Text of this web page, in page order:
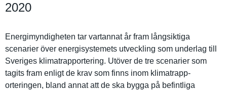
2020
Energimynd­igheten tar vartannat år fram långsiktig­a
scenarier över energisyst­emets utveckling som underlag till
Sveriges klimatrapp­ortering. Utöver de tre scenarier som
tagits fram enligt de krav som finns inom klimatrapp­
orteringen, bland annat att de ska bygga på befintliga